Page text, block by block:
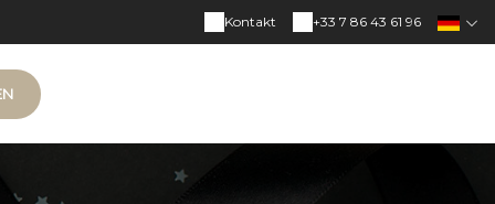
+33 7 86 43 61 96
Kontakt